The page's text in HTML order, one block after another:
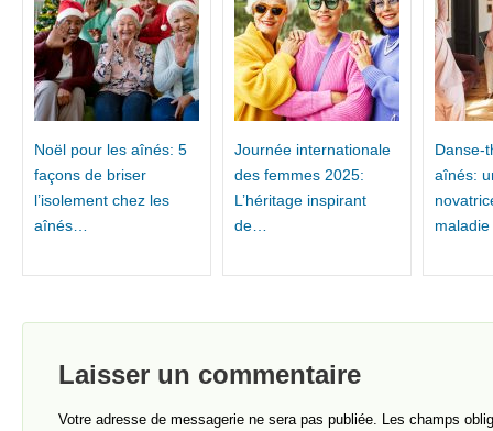
Noël pour les aînés: 5
façons de briser
l’isolement chez les
aînés…
Journée internationale
des femmes 2025:
L’héritage inspirant
de…
Danse-
aînés:
Laisser un commentaire
Votre adresse de messagerie ne sera pas publiée.
Les champs